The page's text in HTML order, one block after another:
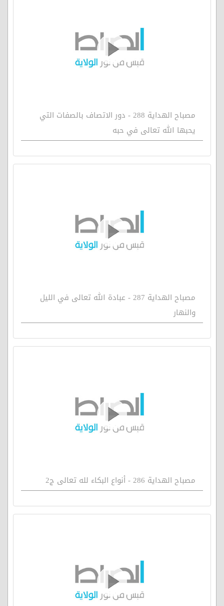
مصباح الهداية 288 - دور الاتصاف بالصفات التي
يحبها الله تعالى في حبه
مصباح الهداية 287 - عبادة الله تعالى في الليل
والنهار
مصباح الهداية 286 - أنواع البكاء لله تعالى ج2